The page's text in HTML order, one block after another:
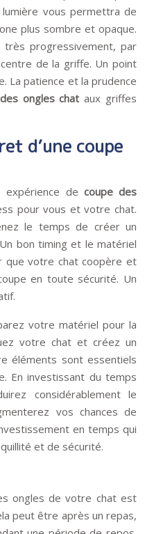
vous permettra de
plus sombre et opaque.
très progressivement, par
de la griffe. Un point
La patience et la prudence
ongles chataux griffes
d’une coupe
expérience de coupe des
pour vous et votre chat.
le temps de créer un
bon timing et le matériel
que votre chat coopère et
en toute sécurité. Un
votre matériel pour la
votre chat et créez un
éléments sont essentiels
En investissant du temps
considérablement le
vos chances de
en temps qui
et de sécurité.
ongles de votre chat est
peut être après un repas,